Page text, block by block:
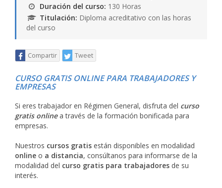
Duración del curso: 130 Horas
Titulación: Diploma acreditativo con las horas
del curso
Compartir Tweet
CURSO GRATIS ONLINE PARA TRABAJADORES Y
EMPRESAS
Si eres trabajador en Régimen General, disfruta del curso
gratis onlinea través de la formación bonificada para
empresas.
Nuestros cursos gratis están disponibles en modalidad
online o a distancia, consúltanos para informarse de la
modalidad del curso gratis para trabajadores de su
interés.